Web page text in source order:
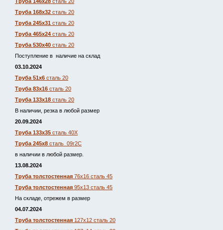
Труба 168х32 сталь 20
Труба 245х31 сталь 20
Труба 465х24 сталь 20
Труба 530х40 сталь 20
Поступление в наличие на склад
03.10.2024
Труба 51х6 сталь 20
Труба 83х16 сталь 20
Труба 133х18 сталь 20
В наличии, резка в любой размер
20.09.2024
Труба 133х35 сталь 40Х
Труба 245х8 сталь 09г2С
в наличии в любой размер.
13.08.2024
Труба толстостенная 76х16 сталь 45
Труба толстостенная 95х13 сталь 45
На складе, отрежем в размер
04.07.2024
Труба толстостенная 127х12 сталь 20